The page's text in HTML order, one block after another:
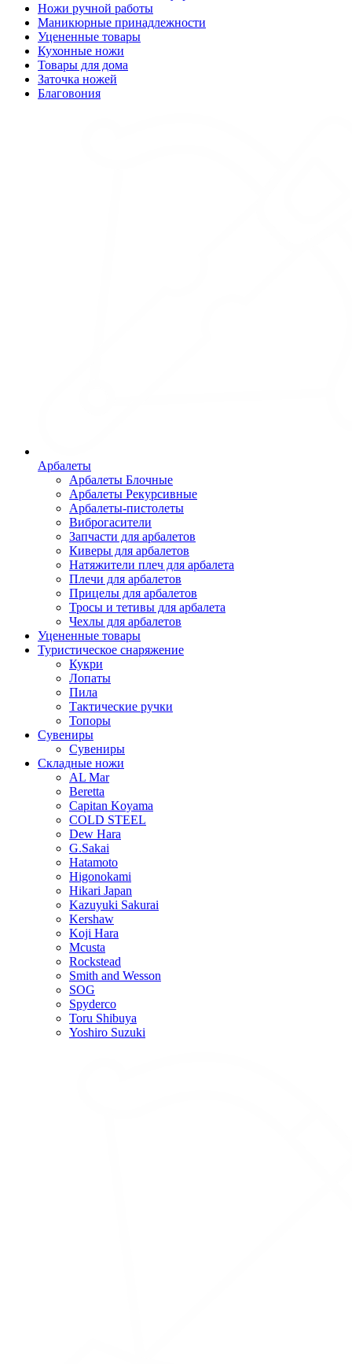
Ножи ручной работы
Маникюрные принадлежности
Уцененные товары
Кухонные ножи
Товары для дома
Заточка ножей
Благовония
Арбалеты
Арбалеты Блочные
Арбалеты Рекурсивные
Арбалеты-пистолеты
Виброгасители
Запчасти для арбалетов
Киверы для арбалетов
Натяжители плеч для арбалета
Плечи для арбалетов
Прицелы для арбалетов
Тросы и тетивы для арбалета
Чехлы для арбалетов
Уцененные товары
Туристическое снаряжение
Кукри
Лопаты
Пила
Тактические ручки
Топоры
Сувениры
Сувениры
Складные ножи
AL Mar
Beretta
Capitan Koyama
COLD STEEL
Dew Hara
G.Sakai
Hatamoto
Higonokami
Hikari Japan
Kazuyuki Sakurai
Kershaw
Koji Hara
Mcusta
Rockstead
Smith and Wesson
SOG
Spyderco
Toru Shibuya
Yoshiro Suzuki